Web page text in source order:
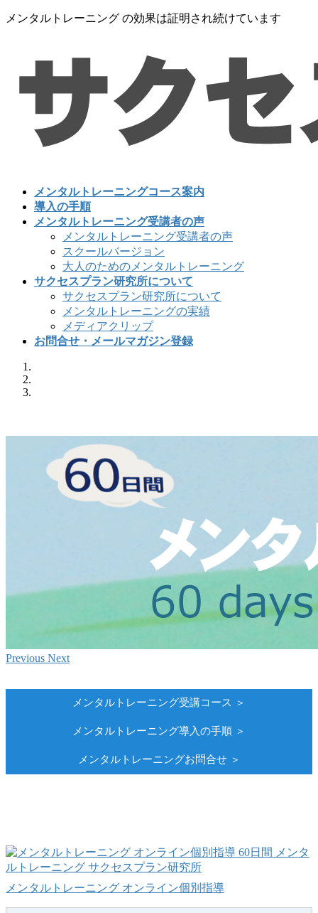
コ
ナ
メンタルトレーニング の効果は証明され続けています
メンタルトレーニングコース案内
導入の手順
メンタルトレーニング受講者の声
メンタルトレーニング受講者の声
スクールバージョン
大人のためのメンタルトレーニング
サクセスプラン研究所について
サクセスプラン研究所について
メンタルトレーニングの実績
メディアクリップ
お問合せ・メールマガジン登録
Previous Next
メンタルトレーニング受講コース ＞
メンタルトレーニング導入の手順 ＞
メンタルトレーニングお問合せ ＞
メンタルトレーニング オンライン個別指導